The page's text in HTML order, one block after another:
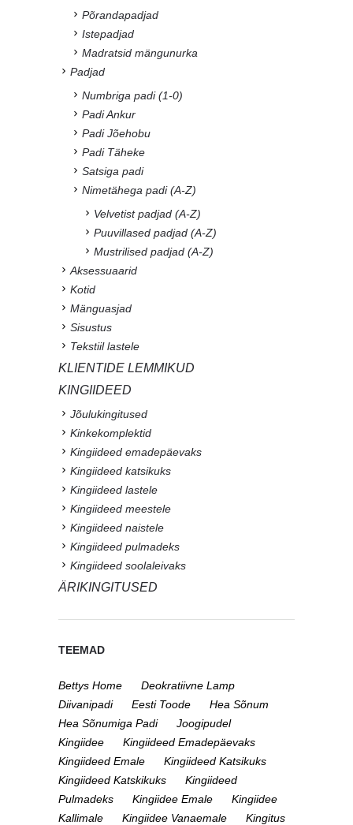
Põrandapadjad
Istepadjad
Madratsid mängunurka
Padjad
Numbriga padi (1-0)
Padi Ankur
Padi Jõehobu
Padi Täheke
Satsiga padi
Nimetähega padi (A-Z)
Velvetist padjad (A-Z)
Puuvillased padjad (A-Z)
Mustrilised padjad (A-Z)
Aksessuaarid
Kotid
Mänguasjad
Sisustus
Tekstiil lastele
KLIENTIDE LEMMIKUD
KINGIIDEED
Jõulukingitused
Kinkekomplektid
Kingiideed emadepäevaks
Kingiideed katsikuks
Kingiideed lastele
Kingiideed meestele
Kingiideed naistele
Kingiideed pulmadeks
Kingiideed soolaleivaks
ÄRIKINGITUSED
TEEMAD
Bettys Home
Deokratiivne Lamp
Diivanipadi
Eesti Toode
Hea Sõnum
Hea Sõnumiga Padi
Joogipudel
Kingiidee
Kingiideed Emadepäevaks
Kingiideed Emale
Kingiideed Katsikuks
Kingiideed Katskikuks
Kingiideed
Pulmadeks
Kingiidee Emale
Kingiidee
Kallimale
Kingiidee Vanaemale
Kingitus